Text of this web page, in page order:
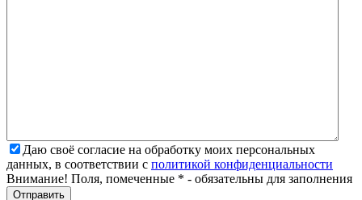
Даю своё согласие на обработку моих персональных
данных, в соответствии с политикой конфиденциальности
Внимание! Поля, помеченные * - обязательны для заполнения